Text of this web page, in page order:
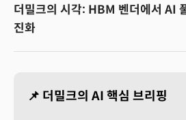
더밀크의 시각: HBM 벤더에서 AI
진화
📌 더밀크의 AI 핵심 브리핑